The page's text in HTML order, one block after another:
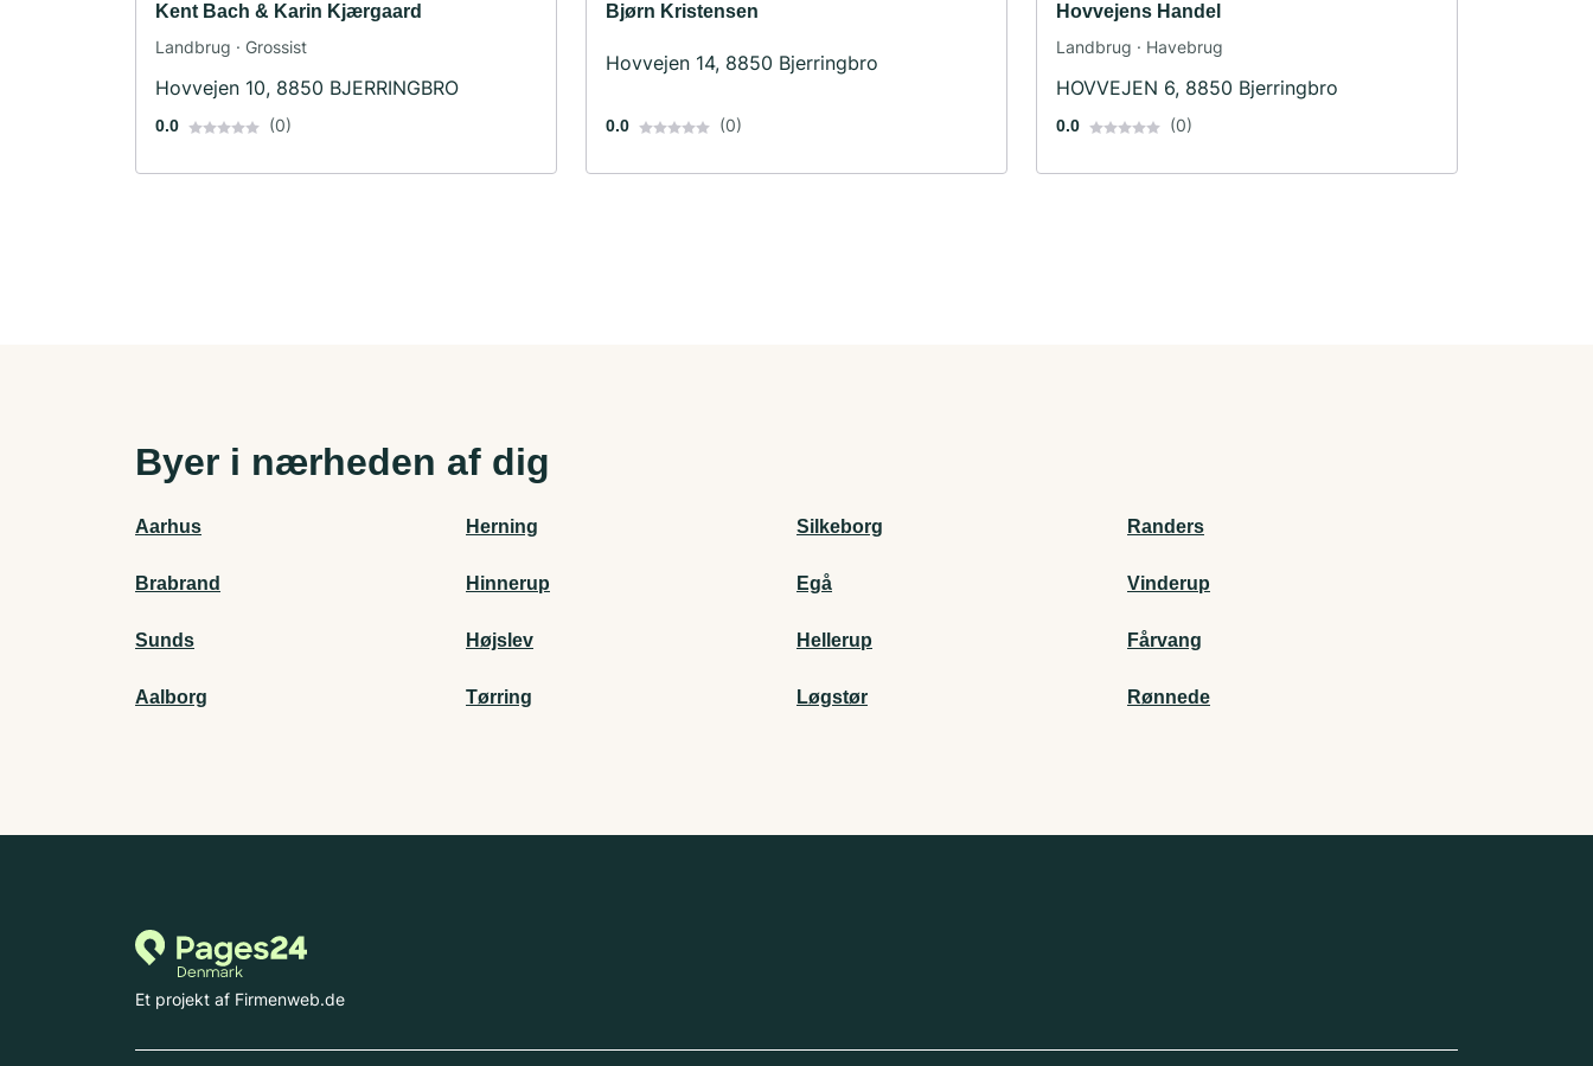
Kent Bach & Karin Kjærgaard
Landbrug · Grossist
Hovvejen 10, 8850 BJERRINGBRO
0.0 (0)
Bjørn Kristensen
Hovvejen 14, 8850 Bjerringbro
0.0 (0)
Hovvejens Handel
Landbrug · Havebrug
HOVVEJEN 6, 8850 Bjerringbro
0.0 (0)
Byer i nærheden af dig
Aarhus Herning Silkeborg Randers
Brabrand Hinnerup Egå Vinderup
Sunds Højslev Hellerup Fårvang
Aalborg Tørring Løgstør Rønnede
Et projekt af Firmenweb.de